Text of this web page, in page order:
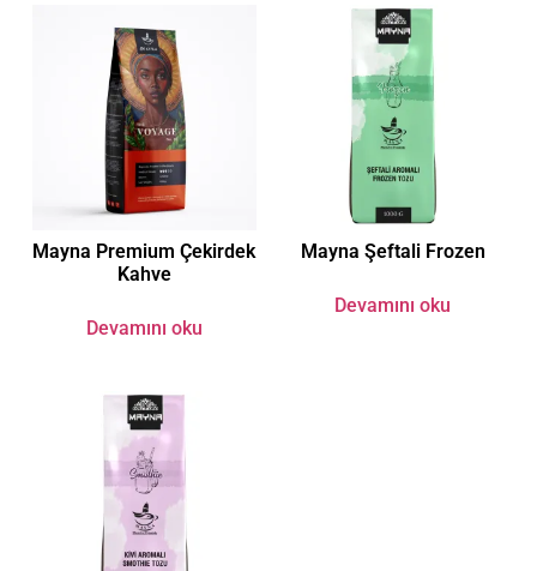
Mayna Premium Çekirdek
Kahve
Devamını oku
Mayna Şeftali Frozen
Devamını oku